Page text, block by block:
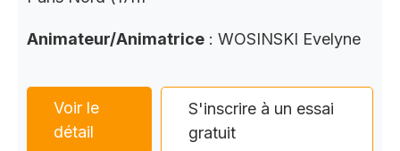
Animateur/Animatrice : WOSINSKI Evelyne
Voir le
détail
S'inscrire à un essai
gratuit